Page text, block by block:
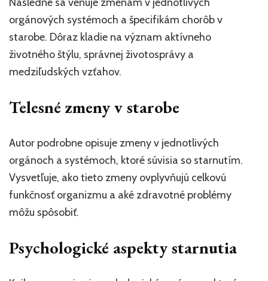
orgánových systémoch a špecifikám chorôb v
starobe. Dôraz kladie na význam aktívneho
životného štýlu, správnej životosprávy a
medziľudských vzťahov.
Telesné zmeny v starobe
Autor podrobne opisuje zmeny v jednotlivých
orgánoch a systémoch, ktoré súvisia so starnutím.
Vysvetľuje, ako tieto zmeny ovplyvňujú celkovú
funkčnosť organizmu a aké zdravotné problémy
môžu spôsobiť.
Psychologické aspekty starnutia